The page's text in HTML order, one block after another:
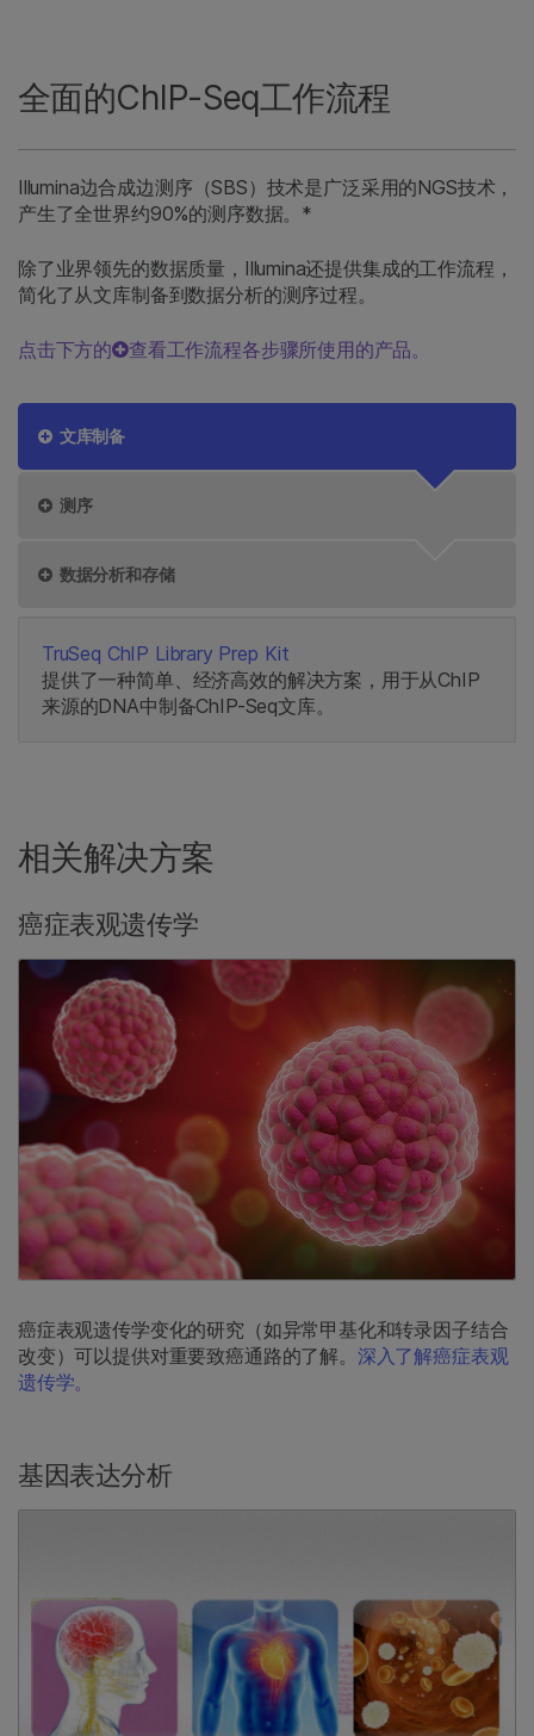
全面的ChIP-Seq工作流程
Illumina边合成边测序（SBS）技术是广泛采用的NGS技术，
产生了全世界约90%的测序数据。*
除了业界领先的数据质量，Illumina还提供集成的工作流程，
简化了从文库制备到数据分析的测序过程。
点击下方的 查看工作流程各步骤所使用的产品。
文库制备
测序
数据分析和存储
TruSeq ChIP Library Prep Kit
提供了一种简单、经济高效的解决方案，用于从ChIP
来源的DNA中制备ChIP-Seq文库。
相关解决方案
癌症表观遗传学
癌症表观遗传学变化的研究（如异常甲基化和转录因子结合
改变）可以提供对重要致癌通路的了解。 深入了解癌症表观
遗传学。
基因表达分析